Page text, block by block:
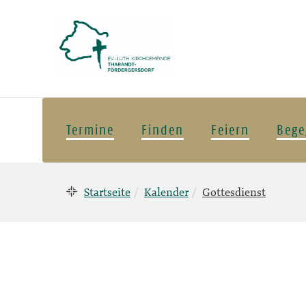
Termine Finden Feiern
Startseite Kalender Gottesdienst